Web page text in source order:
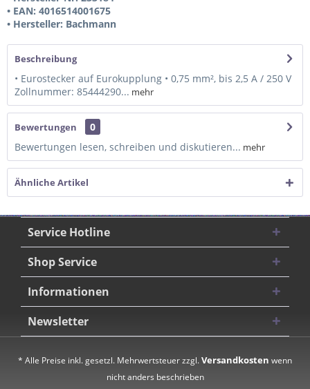
• EAN: 4016514001675
• Hersteller: Bachmann
Beschreibung
• Eurostecker auf Eurokupplung • 0,75 mm², bis 2,5 A / 250 V
Zollnummer: 85444290... mehr
Bewertungen
0
Bewertungen lesen, schreiben und diskutieren... mehr
Ähnliche Artikel
Service Hotline
Shop Service
Informationen
Newsletter
* Alle Preise inkl. gesetzl. Mehrwertsteuer zzgl.Versandkosten wenn
nicht anders beschrieben